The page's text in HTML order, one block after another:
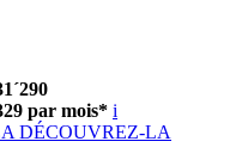
par mois* i
DÉCOUVREZ-LA